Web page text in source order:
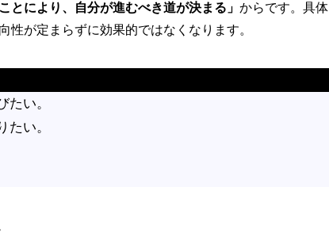
とにより、自分が進むべき道が決まる」 からです。具体
性が定まらずに効果的ではなくなります。
たい。
たい。